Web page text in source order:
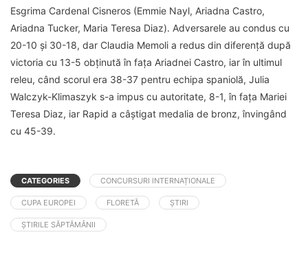
Esgrima Cardenal Cisneros (Emmie Nayl, Ariadna Castro,
Ariadna Tucker, Maria Teresa Diaz). Adversarele au condus cu
20-10 și 30-18, dar Claudia Memoli a redus din diferență după
victoria cu 13-5 obținută în fața Ariadnei Castro, iar în ultimul
releu, când scorul era 38-37 pentru echipa spaniolă, Julia
Walczyk-Klimaszyk s-a impus cu autoritate, 8-1, în fața Mariei
Teresa Diaz, iar Rapid a câștigat medalia de bronz, învingând
cu 45-39.
CATEGORIES CONCURSURI INTERNAȚIONALE
CUPA EUROPEI FLORETĂ ȘTIRI
ȘTIRILE SĂPTĂMÂNII